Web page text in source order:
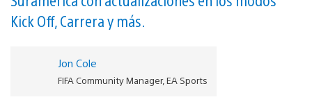
Kick Off, Carrera y más.
Jon Cole
FIFA Community Manager, EA Sports